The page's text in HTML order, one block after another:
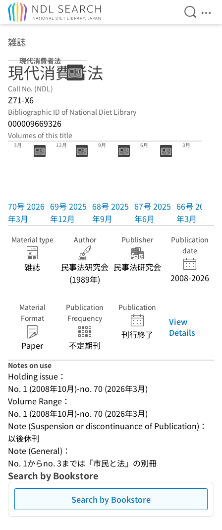
Open
雑誌
現代消費者法
現代消費者法
Call No. (NDL)
Z71-X6
Bibliographic ID of National Diet Library
000009669326
Volumes of this title
70号 2026年
3月
70号 2026
年3月
69号 2025年
12月
69号 2025
年12月
9月
68号 2025
年9月
6月
67号 2025
年6月
3月
66号 2025
年3月
Material type
雑誌
Author
民事法研究会
(1989年)
Publisher
民事法研究会
Publication
date
2008-2026
Material
Format
Paper
Publication
Frequency
不定期刊
Publication
刊行終了
View
Details
Notes on use
Holding issue：
No. 1 (2008年10月)-no. 70 (2026年3月)
Volume Range：
No. 1 (2008年10月)-no. 70 (2026年3月)
Note (Suspension or discontinuance of Publication)：
以後休刊
Note (General)：
No. 1からno. 3までは「市民と法」の別冊
Search by Bookstore
Search by Bookstore